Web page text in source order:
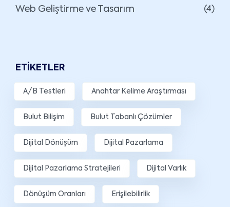
Web Geliştirme ve Tasarım (4)
ETIKETLER
A/B Testleri Anahtar Kelime Araştırması
Bulut Bilişim Bulut Tabanlı Çözümler
Dijital Dönüşüm Dijital Pazarlama
Dijital Pazarlama Stratejileri Dijital Varlık
Dönüşüm Oranları Erişilebilirlik